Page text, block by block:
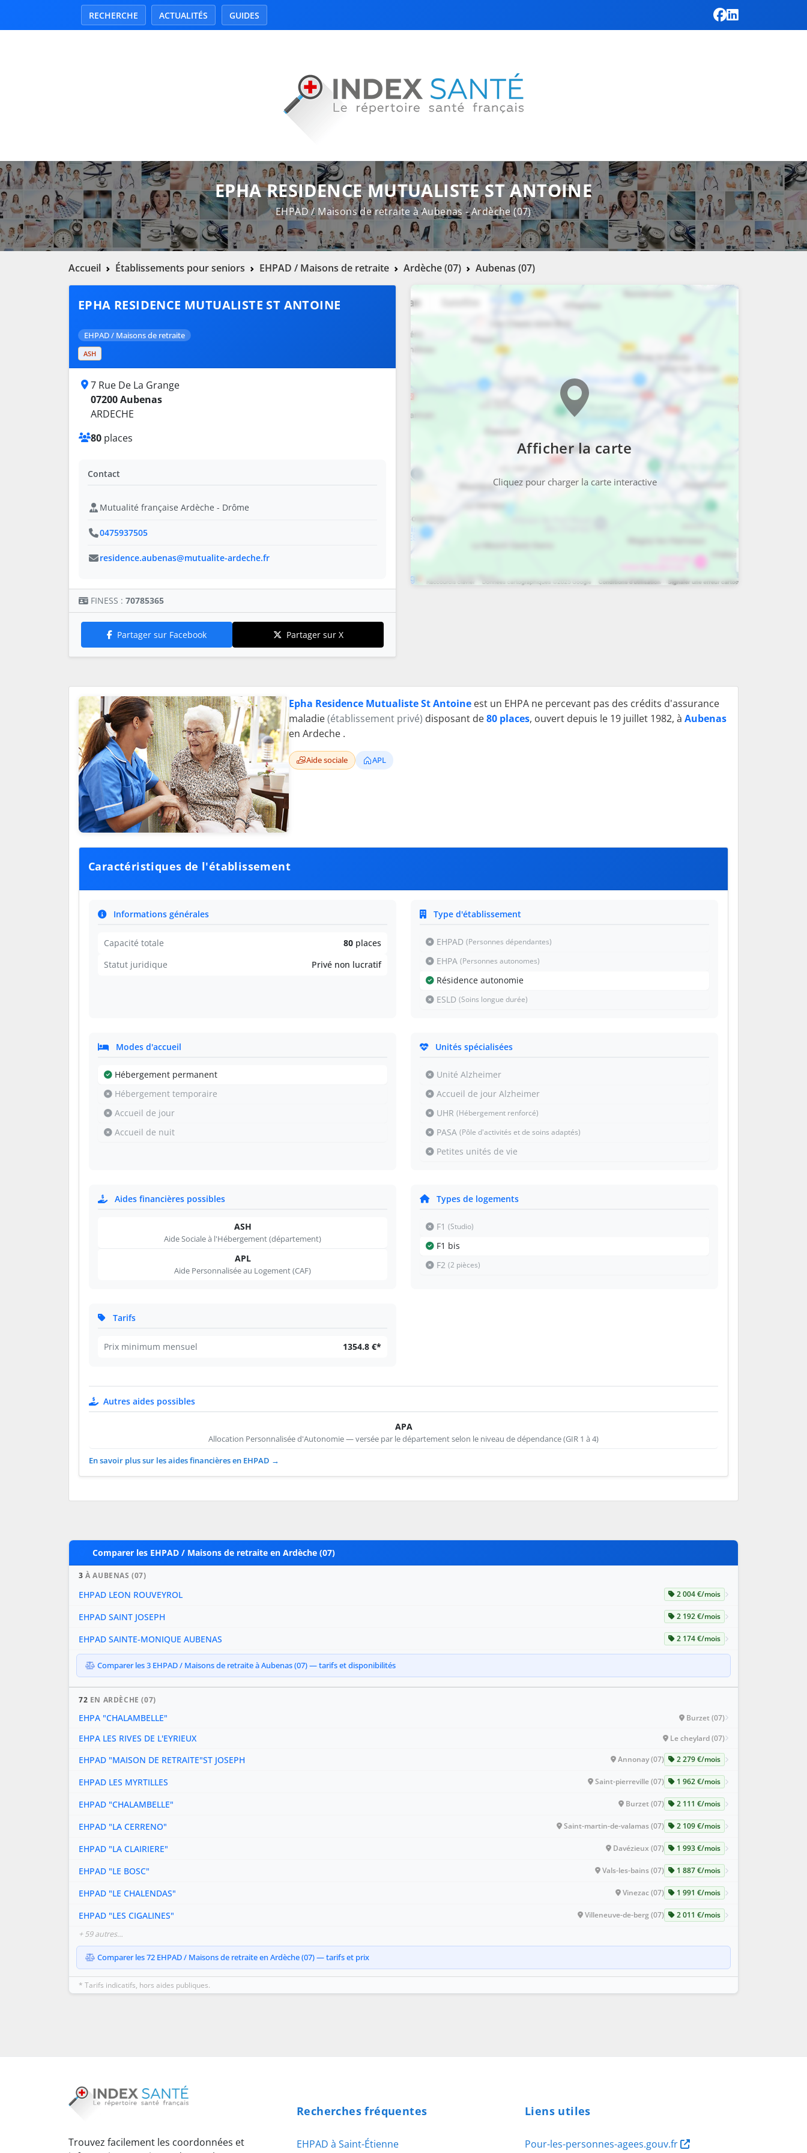
RECHERCHE ACTUALITÉS GUIDES
EPHA RESIDENCE MUTUALISTE ST ANTOINE
EHPAD / Maisons de retraite à Aubenas - Ardèche (07)
Accueil Établissements pour seniors EHPAD / Maisons de retraite Ardèche (07) Aubenas (07)
Afficher la carte
Cliquez pour charger la carte interactive
EPHA RESIDENCE MUTUALISTE ST ANTOINE
EHPAD / Maisons de retraite
ASH
7 Rue De La Grange
07200 Aubenas
ARDECHE
80 places
Contact
Mutualité française Ardèche - Drôme
0475937505
residence.aubenas@mutualite-ardeche.fr
FINESS : 70785365
Partager sur Facebook Partager sur X
Epha Residence Mutualiste St Antoine est un EHPA ne percevant pas des crédits d'assurance
maladie(établissement privé) disposant de80 places, ouvert depuis le 19 juillet 1982, à Aubenas
en Ardeche .
Aide sociale APL
Caractéristiques de l'établissement
Informations générales
Capacité totale 80 places
Statut juridique
Privé non lucratif
Type d'établissement
EHPAD (Personnes dépendantes)
EHPA (Personnes autonomes)
Résidence autonomie
ESLD (Soins longue durée)
Modes d'accueil
Hébergement permanent
Hébergement temporaire
Accueil de jour
Accueil de nuit
Unités spécialisées
Unité Alzheimer
Accueil de jour Alzheimer
UHR (Hébergement renforcé)
PASA (Pôle d'activités et de soins adaptés)
Petites unités de vie
Aides financières possibles
ASH
Aide Sociale à l'Hébergement (département)
APL
Aide Personnalisée au Logement (CAF)
Types de logements
F1 (Studio)
F1 bis
F2 (2 pièces)
Tarifs
Prix minimum mensuel 1354.8 €*
Autres aides possibles
APA
Allocation Personnalisée d'Autonomie — versée par le département selon le niveau de dépendance (GIR 1 à 4)
En savoir plus sur les aides financières en EHPAD →
Comparer les EHPAD / Maisons de retraite en Ardèche (07)
3 À AUBENAS (07)
EHPAD LEON ROUVEYROL 2 004 €/mois
EHPAD SAINT JOSEPH 2 192 €/mois
EHPAD SAINTE-MONIQUE AUBENAS 2 174 €/mois
Comparer les 3 EHPAD / Maisons de retraite à Aubenas (07) — tarifs et disponibilités
72 EN ARDÈCHE (07)
EHPA "CHALAMBELLE" Burzet (07)
EHPA LES RIVES DE L'EYRIEUX Le cheylard (07)
EHPAD "MAISON DE RETRAITE"ST JOSEPH Annonay (07) 2 279 €/mois
EHPAD LES MYRTILLES Saint-pierreville (07) 1 962 €/mois
EHPAD "CHALAMBELLE" Burzet (07) 2 111 €/mois
EHPAD "LA CERRENO" Saint-martin-de-valamas (07) 2 109 €/mois
EHPAD "LA CLAIRIERE" Davézieux (07) 1 993 €/mois
EHPAD "LE BOSC" Vals-les-bains (07) 1 887 €/mois
EHPAD "LE CHALENDAS" Vinezac (07) 1 991 €/mois
EHPAD "LES CIGALINES" Villeneuve-de-berg (07)
2 011 €/mois
+ 59 autres…
Comparer les 72 EHPAD / Maisons de retraite en Ardèche (07) — tarifs et prix
* Tarifs indicatifs, hors aides publiques.
Trouvez facilement les coordonnées et
Recherches fréquentes
EHPAD à Saint-Étienne
Liens utiles
Pour-les-personnes-agees.gouv.fr